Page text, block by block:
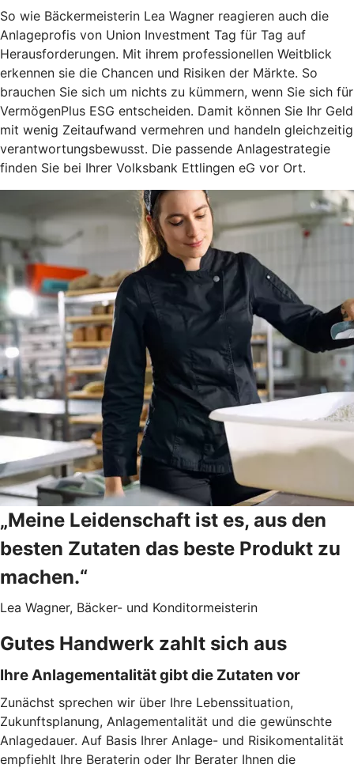
So wie Bäckermeisterin Lea Wagner reagieren auch die
Anlageprofis von Union Investment Tag für Tag auf
Herausforderungen. Mit ihrem professionellen Weitblick
erkennen sie die Chancen und Risiken der Märkte. So
brauchen Sie sich um nichts zu kümmern, wenn Sie sich für
VermögenPlus ESG entscheiden. Damit können Sie Ihr Geld
mit wenig Zeitaufwand vermehren und handeln gleichzeitig
verantwortungsbewusst. Die passende Anlagestrategie
finden Sie bei Ihrer Volksbank Ettlingen eG vor Ort.
„Meine Leidenschaft ist es, aus den
besten Zutaten das beste Produkt zu
machen.“
Lea Wagner, Bäcker- und Konditormeisterin
Gutes Handwerk zahlt sich aus
Ihre Anlagementalität gibt die Zutaten vor
Zunächst sprechen wir über Ihre Lebenssituation,
Zukunftsplanung, Anlagementalität und die gewünschte
Anlagedauer. Auf Basis Ihrer Anlage- und Risikomentalität
empfiehlt Ihre Beraterin oder Ihr Berater Ihnen die